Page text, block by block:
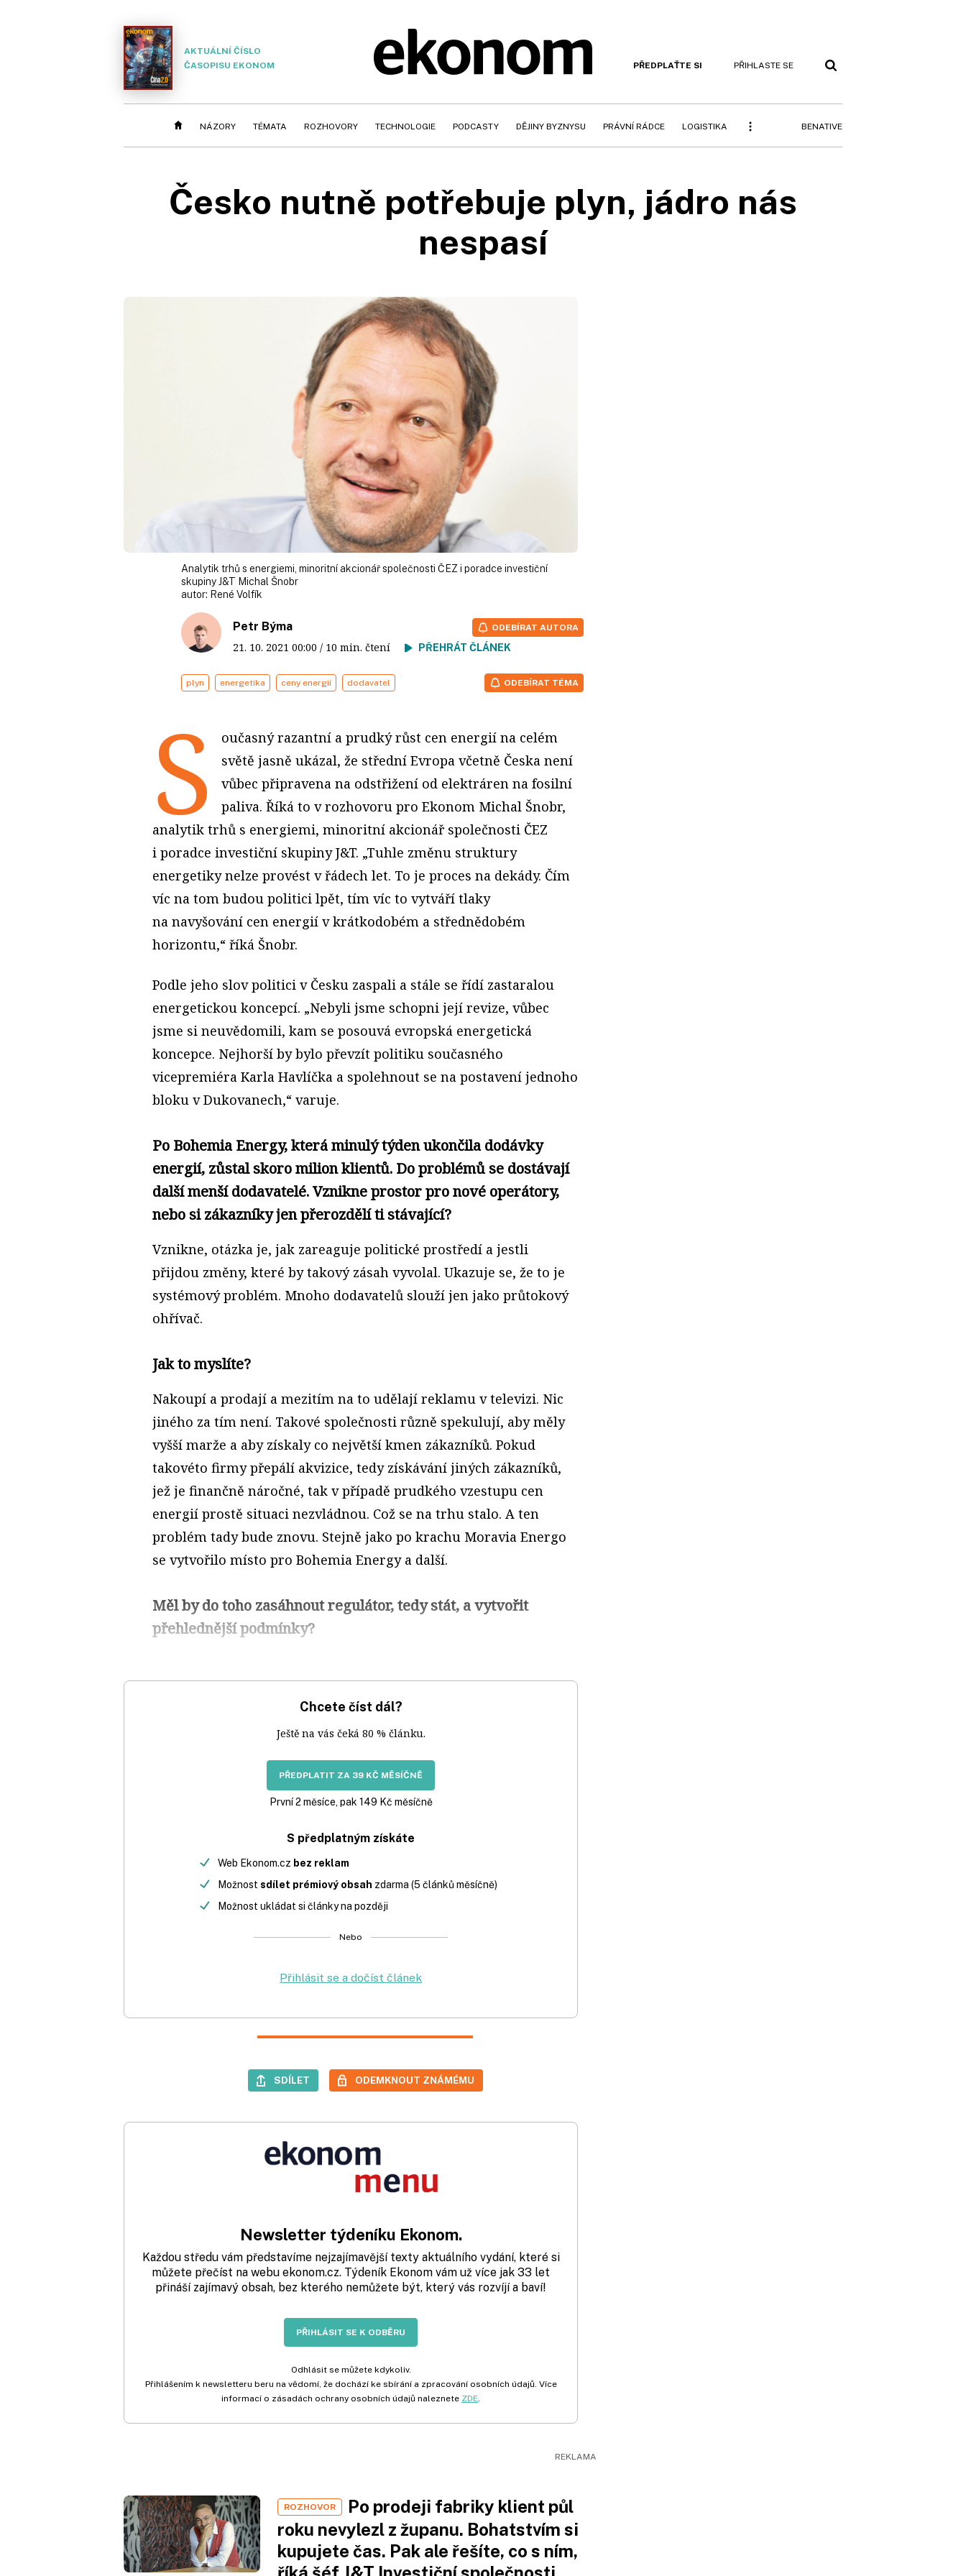
AKTUÁLNÍ ČÍSLO
ČASOPISU EKONOM
PŘEDPLAŤTE SI PŘIHLASTE SE
NÁZORY TÉMATA ROZHOVORY TECHNOLOGIE PODCASTY DĚJINY BYZNYSU PRÁVNÍ RÁDCE LOGISTIKA BENATIVE
Česko nutně potřebuje plyn, jádro nás
nespasí
Analytik trhů s energiemi, minoritní akcionář společnosti ČEZ i poradce investiční
skupiny J&T Michal Šnobr
autor: René Volfík
Petr Býma
21. 10. 2021 00:00 / 10 min. čtení PŘEHRÁT ČLÁNEK
ODEBÍRAT AUTORA
plyn energetika ceny energií dodavatel ODEBÍRAT TÉMA
S
oučasný razantní a prudký růst cen energií na celém
světě jasně ukázal, že střední Evropa včetně Česka není
vůbec připravena na odstřižení od elektráren na fosilní
paliva. Říká to v rozhovoru pro Ekonom Michal Šnobr,
analytik trhů s energiemi, minoritní akcionář společnosti ČEZ
i poradce investiční skupiny J&T. „Tuhle změnu struktury
energetiky nelze provést v řádech let. To je proces na dekády. Čím
víc na tom budou politici lpět, tím víc to vytváří tlaky
na navyšování cen energií v krátkodobém a střednědobém
horizontu,“ říká Šnobr.
Podle jeho slov politici v Česku zaspali a stále se řídí zastaralou
energetickou koncepcí. „Nebyli jsme schopni její revize, vůbec
jsme si neuvědomili, kam se posouvá evropská energetická
koncepce. Nejhorší by bylo převzít politiku současného
vicepremiéra Karla Havlíčka a spolehnout se na postavení jednoho
bloku v Dukovanech,“ varuje.
Po Bohemia Energy, která minulý týden ukončila dodávky
energií, zůstal skoro milion klientů. Do problémů se dostávají
další menší dodavatelé. Vznikne prostor pro nové operátory,
nebo si zákazníky jen přerozdělí ti stávající?
Vznikne, otázka je, jak zareaguje politické prostředí a jestli
přijdou změny, které by takový zásah vyvolal. Ukazuje se, že to je
systémový problém. Mnoho dodavatelů slouží jen jako průtokový
ohřívač.
Jak to myslíte?
Nakoupí a prodají a mezitím na to udělají reklamu v televizi. Nic
jiného za tím není. Takové společnosti různě spekulují, aby měly
vyšší marže a aby získaly co největší kmen zákazníků. Pokud
takovéto firmy přepálí akvizice, tedy získávání jiných zákazníků,
jež je finančně náročné, tak v případě prudkého vzestupu cen
energií prostě situaci nezvládnou. Což se na trhu stalo. A ten
problém tady bude znovu. Stejně jako po krachu Moravia Energo
se vytvořilo místo pro Bohemia Energy a další.
Měl by do toho zasáhnout regulátor, tedy stát, a vytvořit
přehlednější podmínky?
Chcete číst dál?
Ještě na vás čeká 80 % článku.
PŘEDPLATIT ZA 39 KČ MĚSÍČNĚ
První 2 měsíce, pak 149 Kč měsíčně
S předplatným získáte
Web Ekonom.cz bez reklam
Možnost sdílet prémiový obsah zdarma (5 článků měsíčně)
Možnost ukládat si články na později
Nebo
Přihlásit se a dočíst článek
SDÍLET ODEMKNOUT ZNÁMÉMU
Newsletter týdeníku Ekonom.
Každou středu vám představíme nejzajímavější texty aktuálního vydání, které si
můžete přečíst na webu ekonom.cz. Týdeník Ekonom vám už více jak 33 let
přináší zajímavý obsah, bez kterého nemůžete být, který vás rozvíjí a baví!
PŘIHLÁSIT SE K ODBĚRU
Odhlásit se můžete kdykoliv.
Přihlášením k newsletteru beru na vědomí, že dochází ke sbírání a zpracování osobních údajů. Více
informací o zásadách ochrany osobních údajů naleznete ZDE
ROZHOVOR
Po prodeji fabriky klient půl
roku nevylezl z županu. Bohatstvím si
kupujete čas. Pak ale řešíte, co s ním,